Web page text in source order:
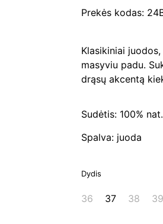
Prekės kodas:
Klasikiniai
masyviu padu.
drąsų akcentą
Sudėtis: 100%
Spalva: juoda
Dydis
36 37 38 39